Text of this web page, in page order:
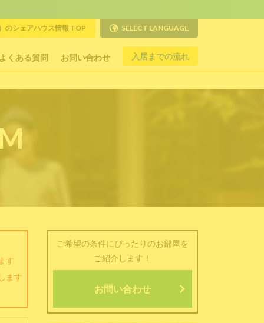
くある質問 お問い合わせ 入居までの流れ
のシェアハウス情報 TOP SELECT LANGUAGE
す
ます
ご希望の条件にぴったりのお部屋を
ご紹介します！
お問い合わせ